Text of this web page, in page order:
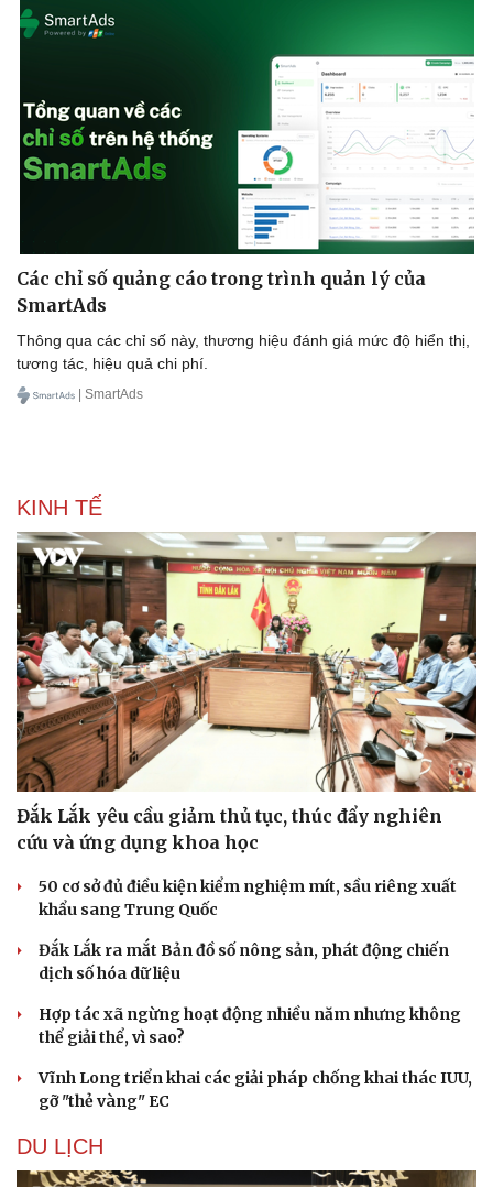
Doanh nghiệp
Thông tin doanh nghiệp
Doanh nghiệp 24h
Công nghệ
Các chỉ số quảng cáo trong trình quản lý của
SmartAds
Thông qua các chỉ số này, thương hiệu đánh giá mức độ hiển thị,
tương tác, hiệu quả chi phí.
| SmartAds
KINH TẾ
Đắk Lắk yêu cầu giảm thủ tục, thúc đẩy nghiên
cứu và ứng dụng khoa học
50 cơ sở đủ điều kiện kiểm nghiệm mít, sầu riêng xuất
khẩu sang Trung Quốc
Đắk Lắk ra mắt Bản đồ số nông sản, phát động chiến
dịch số hóa dữ liệu
Hợp tác xã ngừng hoạt động nhiều năm nhưng không
thể giải thể, vì sao?
Vĩnh Long triển khai các giải pháp chống khai thác IUU,
gỡ "thẻ vàng" EC
DU LỊCH